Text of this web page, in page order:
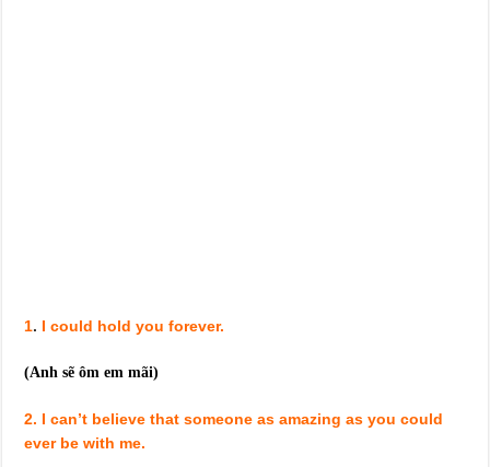
1. I could hold you forever.
(Anh sẽ ôm em mãi)
2. I can’t believe that someone as amazing as you could
ever be with me.